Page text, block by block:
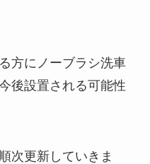
方にノーブラシ洗車
後設置される可能性
次更新していきま